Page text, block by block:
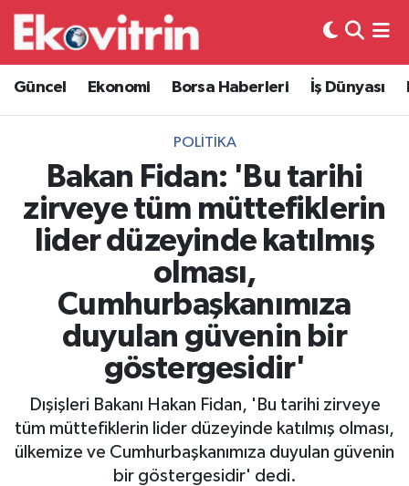
Güncel Ekonomi Borsa Haberleri İş Dünyası
POLITIKA
Bakan Fidan: 'Bu tarihi
zirveye tüm müttefiklerin
lider düzeyinde katılmış
olması,
Cumhurbaşkanımıza
duyulan güvenin bir
göstergesidir'
Dışişleri Bakanı Hakan Fidan, 'Bu tarihi zirveye
tüm müttefiklerin lider düzeyinde katılmış olması,
ülkemize ve Cumhurbaşkanımıza duyulan güvenin
bir göstergesidir' dedi.
Güncel
Ekonomi
Borsa Haberleri
İş Dünyası
Lojistik
Otovitrin
Asayiş
Magazin
Hava Durumu
Trafik Durumu
Süper Lig Puan Durumu ve Fikstür
Tüm Manşetler
Son Dakika Haberleri
Haber Arşivi